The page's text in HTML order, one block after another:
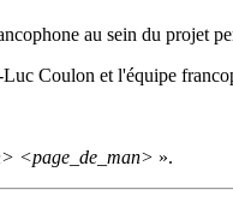
au sein du projet
Coulon et l'équipe
<page_de_man> ».